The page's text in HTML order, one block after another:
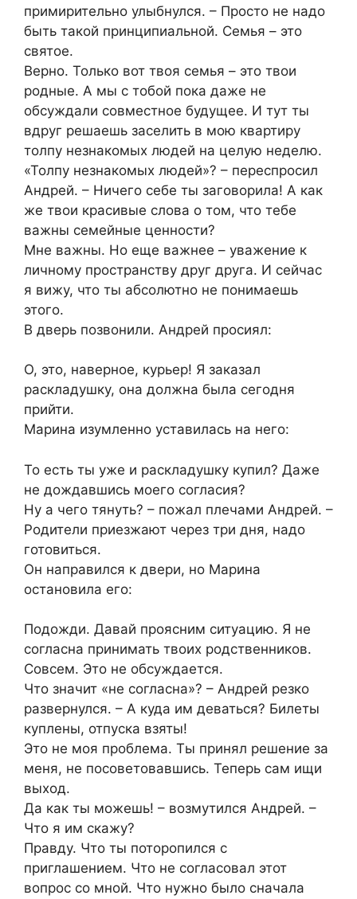
примирительно улыбнулся. – Просто не надо
быть такой принципиальной. Семья – это
святое.
Верно. Только вот твоя семья – это твои
родные. А мы с тобой пока даже не
обсуждали совместное будущее. И тут ты
вдруг решаешь заселить в мою квартиру
толпу незнакомых людей на целую неделю.
«Толпу незнакомых людей»? – переспросил
Андрей. – Ничего себе ты заговорила! А как
же твои красивые слова о том, что тебе
важны семейные ценности?
Мне важны. Но еще важнее – уважение к
личному пространству друг друга. И сейчас
я вижу, что ты абсолютно не понимаешь
этого.
В дверь позвонили. Андрей просиял:
О, это, наверное, курьер! Я заказал
раскладушку, она должна была сегодня
прийти.
Марина изумленно уставилась на него:
То есть ты уже и раскладушку купил? Даже
не дождавшись моего согласия?
Ну а чего тянуть? – пожал плечами Андрей. –
Родители приезжают через три дня, надо
готовиться.
Он направился к двери, но Марина
остановила его:
Подожди. Давай проясним ситуацию. Я не
согласна принимать твоих родственников.
Совсем. Это не обсуждается.
Что значит «не согласна»? – Андрей резко
развернулся. – А куда им деваться? Билеты
куплены, отпуска взяты!
Это не моя проблема. Ты принял решение за
меня, не посоветовавшись. Теперь сам ищи
выход.
Да как ты можешь! – возмутился Андрей. –
Что я им скажу?
Правду. Что ты поторопился с
приглашением. Что не согласовал этот
вопрос со мной. Что нужно было сначала